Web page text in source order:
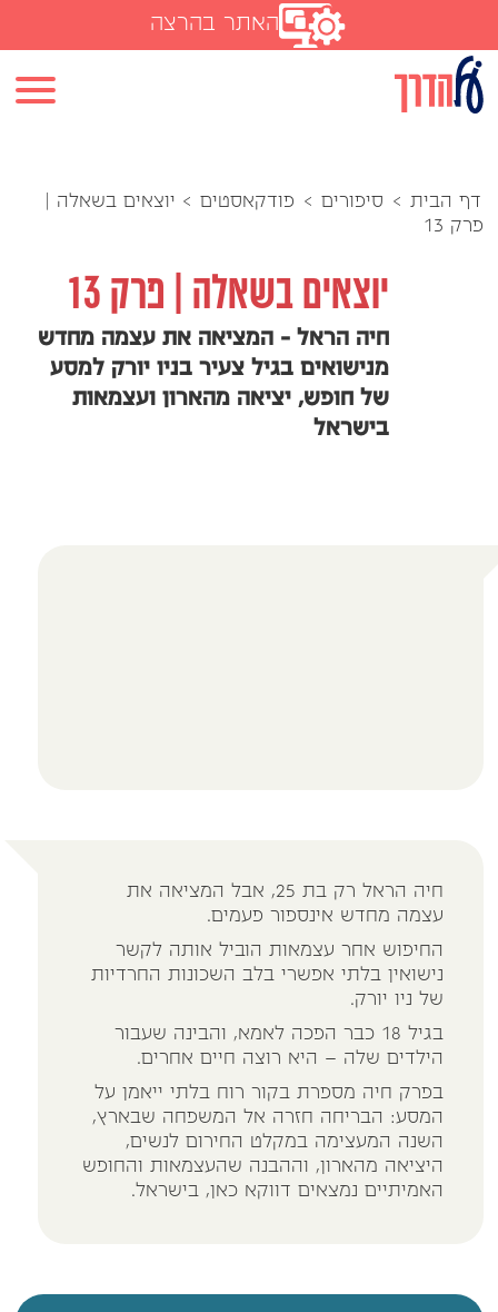
האתר בהרצה
דף הבית > סיפורים > פודקאסטים > יוצאים בשאלה |
פרק 13
יוצאים בשאלה | פרק 13
חיה הראל - המציאה את עצמה מחדש
מנישואים בגיל צעיר בניו יורק למסע
של חופש, יציאה מהארון ועצמאות
בישראל
חיה הראל רק בת 25, אבל המציאה את
עצמה מחדש אינספור פעמים.
החיפוש אחר עצמאות הוביל אותה לקשר
נישואין בלתי אפשרי בלב השכונות החרדיות
של ניו יורק.
בגיל 18 כבר הפכה לאמא, והבינה שעבור
הילדים שלה – היא רוצה חיים אחרים.
בפרק חיה מספרת בקור רוח בלתי ייאמן על
המסע: הבריחה חזרה אל המשפחה שבארץ,
השנה המעצימה במקלט החירום לנשים,
היציאה מהארון, וההבנה שהעצמאות והחופש
האמיתיים נמצאים דווקא כאן, בישראל.